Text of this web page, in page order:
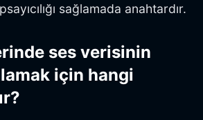
sağlamada anahtardır.
ses verisinin
için hangi